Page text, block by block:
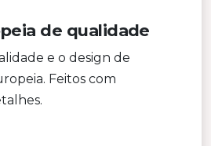
de qualidade
e o design de
Feitos com